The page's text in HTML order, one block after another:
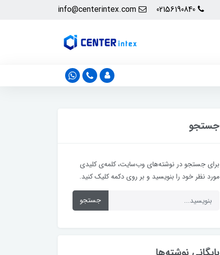
02156190840
info@centerintex.com
جستجو
برای جستجو در نوشته‌های وب‌سایت، کلمه‌ی کلیدی
مورد نظر خود را بنویسید و بر روی دکمه کلیک کنید.
جستجو